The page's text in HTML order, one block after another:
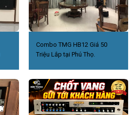
Combo TMG HB12 Giá 50
Triệu Lắp tại Phú Thọ.